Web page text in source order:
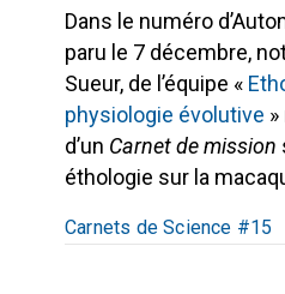
Dans le numéro
paru le 7 décembre,
Sueur, de l’équipe «
physiologie évolutive
d’un Carnet de mission
éthologie sur la
Carnets de Science #15